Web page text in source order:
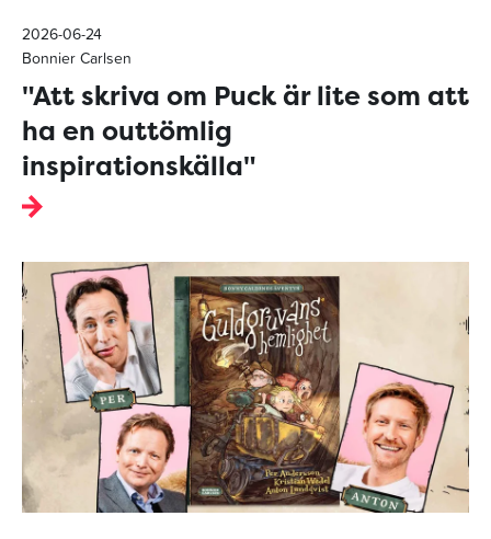
2026-06-24
Bonnier Carlsen
"Att skriva om Puck är lite som att
ha en outtömlig
inspirationskälla"